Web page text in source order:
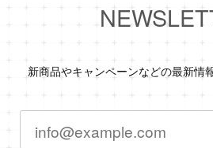
新商品やキャンペーンなどの最新情